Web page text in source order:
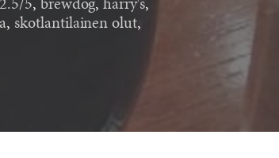
2.5/5, brewdog,harry's,
, skotlantilainen olut,